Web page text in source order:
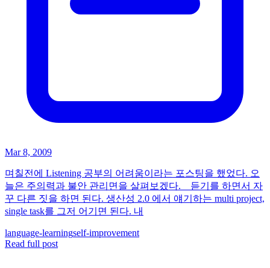
Mar 8, 2009
며칠전에 Listening 공부의 어려움이라는 포스팅을 했었다. 오
늘은 주의력과 불안 관리면을 살펴보겠다. 듣기를 하면서 자
꾸 다른 짓을 하면 된다. 생산성 2.0 에서 얘기하는 multi project,
single task를 그저 어기면 된다. 내
language-learningself-improvement
Read full post